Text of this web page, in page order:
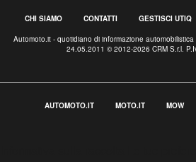
CHI SIAMO CONTATTI GESTISCI UTIQ
Automoto.it - quotidiano di informazione
24.05.2011 © 2012-2026 CRM S.r.l.
AUTOMOTO.IT MOTO.IT MOW